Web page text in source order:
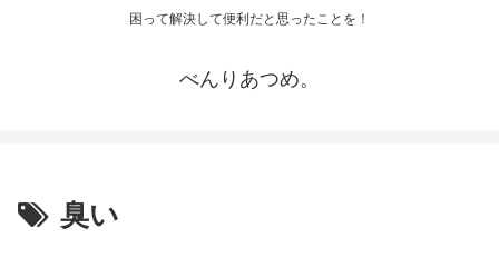
困って解決して便利だと思ったことを！
べんりあつめ。
臭い